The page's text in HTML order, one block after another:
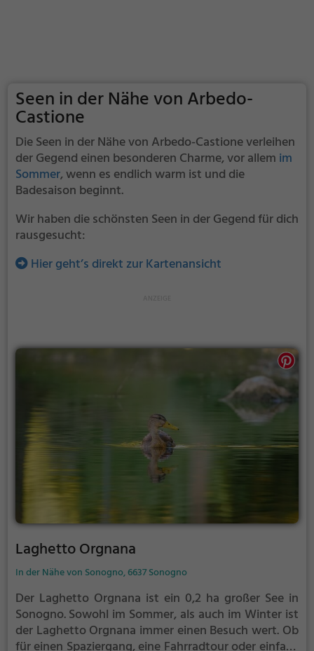
Seen in der Nähe von Arbedo-
Castione
Die Seen in der Nähe von Arbedo-Castione verleihen
der Gegend einen besonderen Charme, vor allem im
Sommer, wenn es endlich warm ist und die
Badesaison beginnt.
Wir haben die schönsten Seen in der Gegend für dich
rausgesucht:
Hier geht’s direkt zur Kartenansicht
Laghetto Orgnana
In der Nähe von Sonogno, 6637 Sonogno
Der Laghetto Orgnana ist ein 0,2 ha großer See in
Sonogno.Sowohl im Sommer, als auch im Winter ist
der Laghetto Orgnana immer einen Besuch wert. Ob
für einen Spaziergang, eine Fahrradtour oder einfach